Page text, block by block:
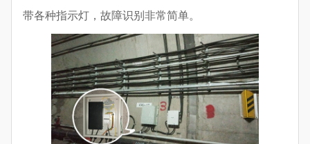
带各种指示灯，故障识别非常简单。